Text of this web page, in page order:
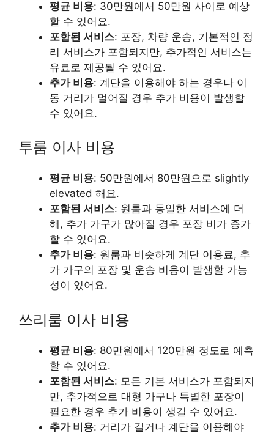
평균 비용: 30만원에서 50만원 사이로 예상
할 수 있어요.
포함된 서비스: 포장, 차량 운송, 기본적인 정
리 서비스가 포함되지만, 추가적인 서비스는
유료로 제공될 수 있어요.
추가 비용: 계단을 이용해야 하는 경우나 이
동 거리가 멀어질 경우 추가 비용이 발생할
수 있어요.
투룸 이사 비용
평균 비용: 50만원에서 80만원으로 slightly
elevated 해요.
포함된 서비스: 원룸과 동일한 서비스에 더
해, 추가 가구가 많아질 경우 포장 비가 증가
할 수 있어요.
추가 비용: 원룸과 비슷하게 계단 이용료, 추
가 가구의 포장 및 운송 비용이 발생할 가능
성이 있어요.
쓰리룸 이사 비용
평균 비용: 80만원에서 120만원 정도로 예측
할 수 있어요.
포함된 서비스: 모든 기본 서비스가 포함되지
만, 추가적으로 대형 가구나 특별한 포장이
필요한 경우 추가 비용이 생길 수 있어요.
추가 비용: 거리가 길거나 계단을 이용해야